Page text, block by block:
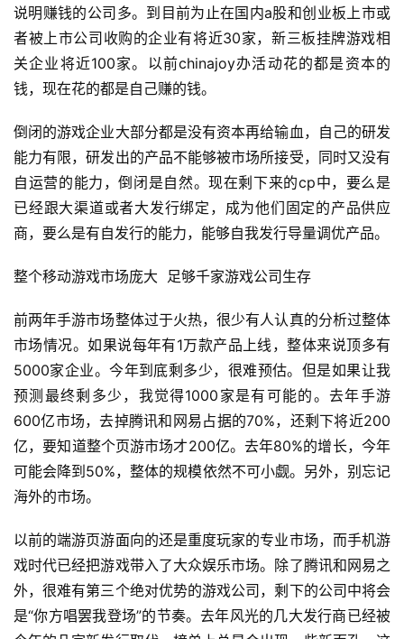
首
茶
原
创
游
戏
业
界
手
机
游
戏
说明赚钱的公司多。到目前为止在国内a股和创业板上市或
者被上市公司收购的企业有将近30家，新三板挂牌游戏相
关企业将近100家。以前chinajoy办活动花的都是资本的
钱，现在花的都是自己赚的钱。
倒闭的游戏企业大部分都是没有资本再给输血，自己的研发
能力有限，研发出的产品不能够被市场所接受，同时又没有
自运营的能力，倒闭是自然。现在剩下来的cp中，要么是
已经跟大渠道或者大发行绑定，成为他们固定的产品供应
商，要么是有自发行的能力，能够自我发行导量调优产品。
整个移动游戏市场庞大  足够千家游戏公司生存
前两年手游市场整体过于火热，很少有人认真的分析过整体
市场情况。如果说每年有1万款产品上线，整体来说顶多有
5000家企业。今年到底剩多少，很难预估。但是如果让我
预测最终剩多少，我觉得1000家是有可能的。去年手游
600亿市场，去掉腾讯和网易占据的70%，还剩下将近200
亿，要知道整个页游市场才200亿。去年80%的增长，今年
可能会降到50%，整体的规模依然不可小觑。另外，别忘记
海外的市场。
以前的端游页游面向的还是重度玩家的专业市场，而手机游
戏时代已经把游戏带入了大众娱乐市场。除了腾讯和网易之
外，很难有第三个绝对优势的游戏公司，剩下的公司中将会
是“你方唱罢我登场”的节奏。去年风光的几大发行商已经被